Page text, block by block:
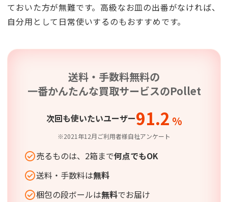
ておいた方が無難です。高級なお皿の出番がなければ、
自分用として日常使いするのもおすすめです。
送料・手数料無料の
一番かんたんな買取サービスのPollet
次回も使いたいユーザー91.2 %
※2021年12月ご利用者様自社アンケート
売るものは、2箱まで何点でもOK
送料・手数料は無料
梱包の段ボールは無料でお届け